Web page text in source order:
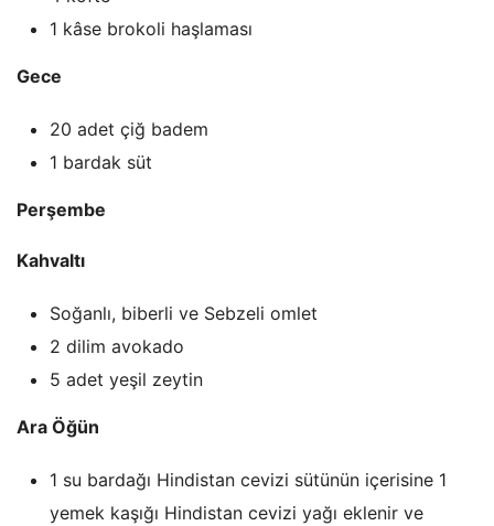
1 kâse brokoli haşlaması
Gece
20 adet çiğ badem
1 bardak süt
Perşembe
Kahvaltı
Soğanlı, biberli ve Sebzeli omlet
2 dilim avokado
5 adet yeşil zeytin
Ara Öğün
1 su bardağı Hindistan cevizi sütünün içerisine 1
yemek kaşığı Hindistan cevizi yağı eklenir ve